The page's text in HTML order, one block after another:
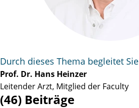
Durch dieses Thema begleitet Sie
Prof. Dr. Hans Heinzer
Leitender Arzt, Mitglied der Faculty
(46) Beiträge